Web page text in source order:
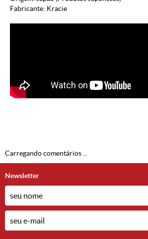
Fabricante: Kracie
Carregando comentários ...
Newsletter